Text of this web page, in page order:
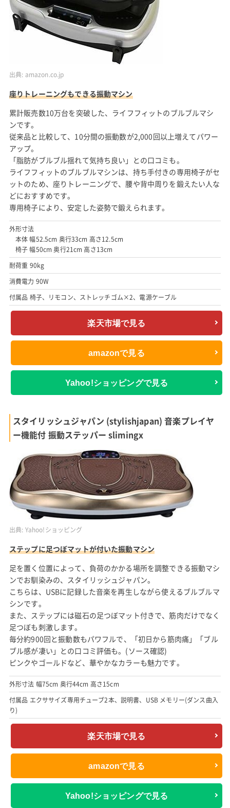
出典: amazon.co.jp
座りトレーニングもできる振動マシン
累計販売数10万台を突破した、ライフフィットのブルブルマシ
ンです。
従来品と比較して、10分間の振動数が2,000回以上増えてパワー
アップ。
「脂肪がブルブル揺れて気持ち良い」との口コミも。
ライフフィットのブルブルマシンは、持ち手付きの専用椅子がセ
ットのため、座りトレーニングで、腰や背中周りを鍛えたい人な
どにおすすめです。
専用椅子により、安定した姿勢で鍛えられます。
外形寸法
本体 幅52.5cm 奥行33cm 高さ12.5cm
椅子 幅50cm 奥行21cm 高さ13cm
耐荷重 90kg
消費電力 90W
付属品 椅子、リモコン、ストレッチゴム×2、電源ケーブル
楽天市場で見る
amazonで見る
Yahoo!ショッピングで見る
スタイリッシュジャパン (stylishjapan) 音楽プレイヤ
ー機能付 振動ステッパー slimingx
出典: Yahoo!ショッピング
ステップに足つぼマットが付いた振動マシン
足を置く位置によって、負荷のかかる場所を調整できる振動マシ
ンでお馴染みの、スタイリッシュジャパン。
こちらは、USBに記録した音楽を再生しながら使えるブルブルマ
シンです。
また、ステップには磁石の足つぼマット付きで、筋肉だけでなく
足つぼも刺激します。
毎分約900回と振動数もパワフルで、「初日から筋肉痛」「ブル
ブル感が凄い」との口コミ評価も。(ソース確認)
ピンクやゴールドなど、華やかなカラーも魅力です。
外形寸法 幅75cm 奥行44cm 高さ15cm
付属品 エクササイズ専用チューブ2本、説明書、USB メモリー(ダンス曲入
り)
楽天市場で見る
amazonで見る
Yahoo!ショッピングで見る